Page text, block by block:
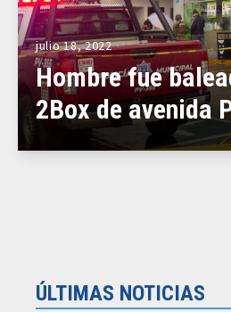
julio 18, 2022
Hombre fue
2Box de avenida
ÚLTIMAS NOTICIAS